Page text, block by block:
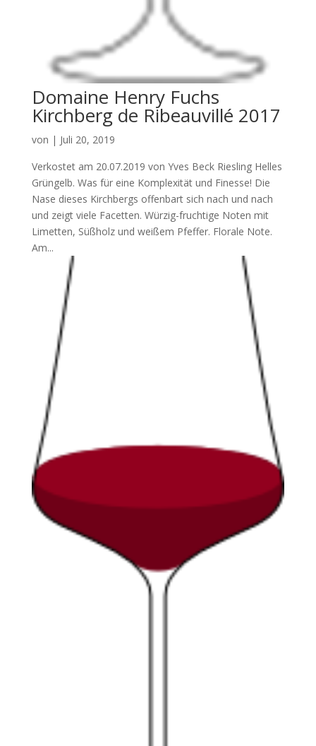
Domaine Henry Fuchs
Kirchberg de Ribeauvillé 2017
von | Juli 20, 2019
Verkostet am 20.07.2019 von Yves Beck Riesling Helles
Grüngelb. Was für eine Komplexität und Finesse! Die
Nase dieses Kirchbergs offenbart sich nach und nach
und zeigt viele Facetten. Würzig-fruchtige Noten mit
Limetten, Süßholz und weißem Pfeffer. Florale Note.
Am...